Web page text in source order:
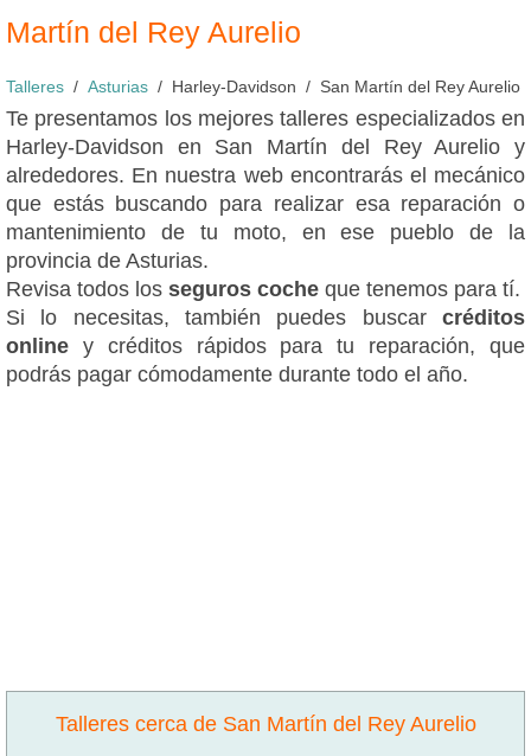
Martín del Rey Aurelio
Talleres Asturias Harley-Davidson San Martín del Rey Aurelio
Te presentamos los mejores talleres especializados en
Harley-Davidson en San Martín del Rey Aurelio y
alrededores. En nuestra web encontrarás el mecánico
que estás buscando para realizar esa reparación o
mantenimiento de tu moto, en ese pueblo de la
provincia de Asturias.
Revisa todos los seguros coche que tenemos para tí.
Si lo necesitas, también puedes buscar créditos
online y créditos rápidos para tu reparación, que
podrás pagar cómodamente durante todo el año.
Talleres cerca de San Martín del Rey Aurelio